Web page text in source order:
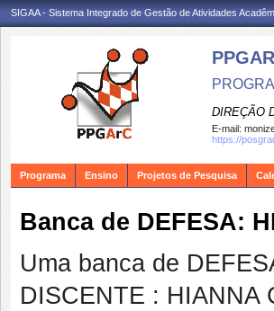
SIGAA - Sistema Integrado de Gestão de Atividades
DIREÇÃO
E-mail:
https://
Programa Ensino Projetos de Pesquisa
Banca de DEFESA:
Uma banca de
DISCENTE : HIANNA